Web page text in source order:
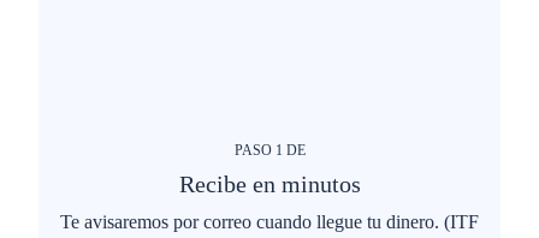
PASO 1 DE
Recibe en minutos
Te avisaremos por correo cuando llegue tu dinero. (ITF